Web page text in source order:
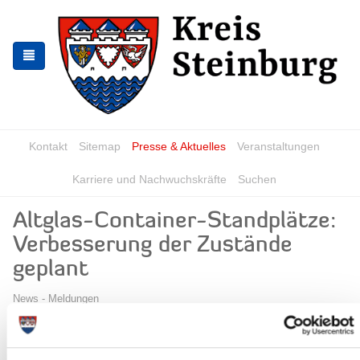
springen
springen
Kontakt Sitemap Presse & Aktuelles Veranstaltungen
Karriere und Nachwuchskräfte Suchen
Altglas-Container-Standplätze:
Verbesserung der Zustände
geplant
News - Meldungen